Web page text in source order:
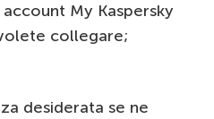
My Kaspersky
collegare;
desiderata se ne